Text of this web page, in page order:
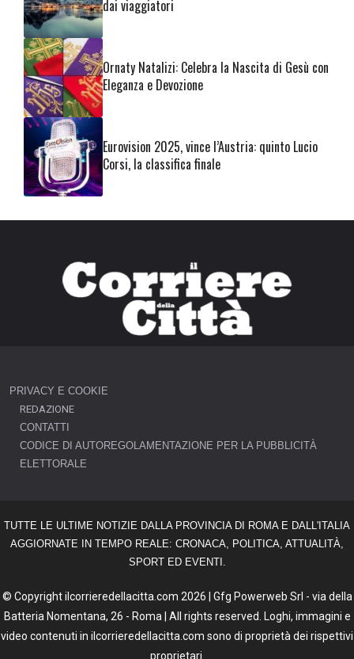
dai viaggiatori
Ornaty Natalizi: Celebra la Nascita di Gesù con
Eleganza e Devozione
Eurovision 2025, vince l’Austria: quinto Lucio
Corsi, la classifica finale
PRIVACY E COOKIE
REDAZIONE
CONTATTI
CODICE DI AUTOREGOLAMENTAZIONE PER LA PUBBLICITÀ
ELETTORALE
TUTTE LE ULTIME NOTIZIE DALLA PROVINCIA DI ROMA E DALL'ITALIA
AGGIORNATE IN TEMPO REALE: CRONACA, POLITICA, ATTUALITÀ,
SPORT ED EVENTI.
© Copyright ilcorrieredellacitta.com 2026 | Gfg Powerweb Srl - via della
Batteria Nomentana, 26 - Roma | All rights reserved. Loghi, immagini e
video contenuti in ilcorrieredellacitta.com sono di proprietà dei rispettivi
proprietari.